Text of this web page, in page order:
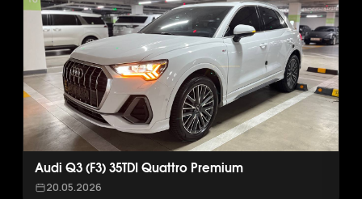
Audi Q3 (F3) 35TDI Quattro Premium
20.05.2026